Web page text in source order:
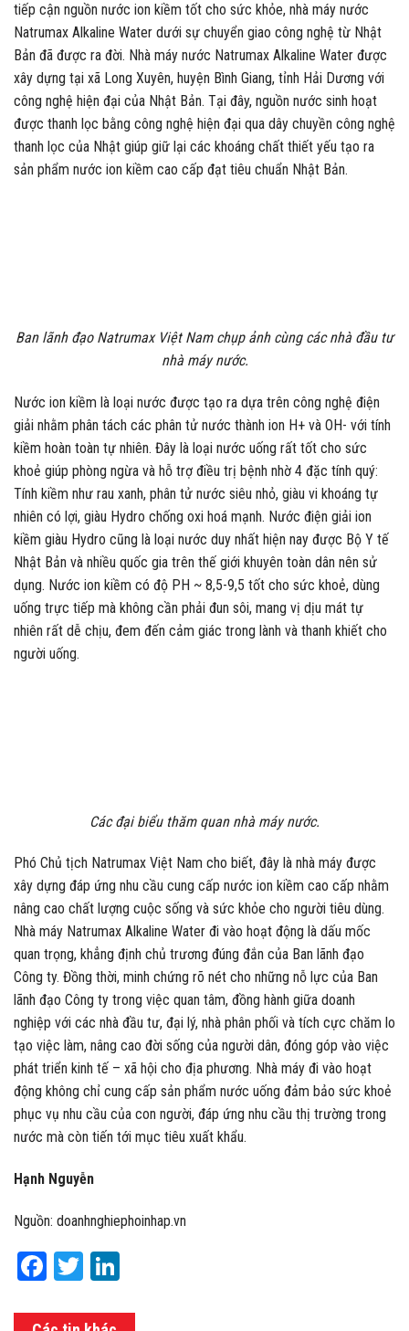
tiếp cận nguồn nước ion kiềm tốt cho sức khỏe, nhà máy nước
Natrumax Alkaline Water dưới sự chuyển giao công nghệ từ Nhật
Bản đã được ra đời. Nhà máy nước Natrumax Alkaline Water được
xây dựng tại xã Long Xuyên, huyện Bình Giang, tỉnh Hải Dương với
công nghệ hiện đại của Nhật Bản. Tại đây, nguồn nước sinh hoạt
được thanh lọc bằng công nghệ hiện đại qua dây chuyền công nghệ
thanh lọc của Nhật giúp giữ lại các khoáng chất thiết yếu tạo ra
sản phẩm nước ion kiềm cao cấp đạt tiêu chuẩn Nhật Bản.
Ban lãnh đạo Natrumax Việt Nam chụp ảnh cùng các nhà đầu tư
nhà máy nước.
Nước ion kiềm là loại nước được tạo ra dựa trên công nghệ điện
giải nhằm phân tách các phân tử nước thành ion H+ và OH- với tính
kiềm hoàn toàn tự nhiên. Đây là loại nước uống rất tốt cho sức
khoẻ giúp phòng ngừa và hỗ trợ điều trị bệnh nhờ 4 đặc tính quý:
Tính kiềm như rau xanh, phân tử nước siêu nhỏ, giàu vi khoáng tự
nhiên có lợi, giàu Hydro chống oxi hoá mạnh. Nước điện giải ion
kiềm giàu Hydro cũng là loại nước duy nhất hiện nay được Bộ Y tế
Nhật Bản và nhiều quốc gia trên thế giới khuyên toàn dân nên sử
dụng. Nước ion kiềm có độ PH ~ 8,5-9,5 tốt cho sức khoẻ, dùng
uống trực tiếp mà không cần phải đun sôi, mang vị dịu mát tự
nhiên rất dễ chịu, đem đến cảm giác trong lành và thanh khiết cho
người uống.
Các đại biểu thăm quan nhà máy nước.
Phó Chủ tịch Natrumax Việt Nam cho biết, đây là nhà máy được
xây dựng đáp ứng nhu cầu cung cấp nước ion kiềm cao cấp nhằm
nâng cao chất lượng cuộc sống và sức khỏe cho người tiêu dùng.
Nhà máy Natrumax Alkaline Water đi vào hoạt động là dấu mốc
quan trọng, khẳng định chủ trương đúng đắn của Ban lãnh đạo
Công ty. Đồng thời, minh chứng rõ nét cho những nỗ lực của Ban
lãnh đạo Công ty trong việc quan tâm, đồng hành giữa doanh
nghiệp với các nhà đầu tư, đại lý, nhà phân phối và tích cực chăm lo
tạo việc làm, nâng cao đời sống của người dân, đóng góp vào việc
phát triển kinh tế – xã hội cho địa phương. Nhà máy đi vào hoạt
động không chỉ cung cấp sản phẩm nước uống đảm bảo sức khoẻ
phục vụ nhu cầu của con người, đáp ứng nhu cầu thị trường trong
nước mà còn tiến tới mục tiêu xuất khẩu.
Hạnh Nguyễn
Nguồn: doanhnghiephoinhap.vn
Facebook
Twitter